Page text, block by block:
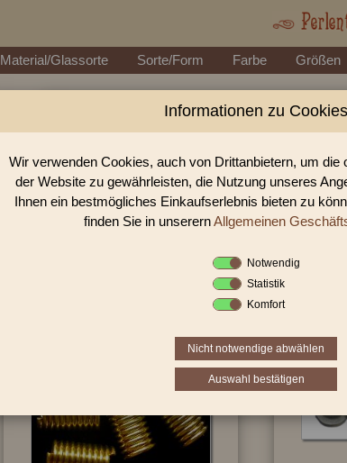
Material/Glassorte Sorte/Form Farbe Größen
Perlen
In unserem Perlen Shop finden
Sie
Informationen zu Cookies
Wir verwenden Cookies, auch von Drittanbietern, um die
der Website zu gewährleisten, die Nutzung unseres
Ihnen ein bestmögliches Einkaufserlebnis bieten zu
finden Sie in unserernAllgemeinen
Notwendig
Statistik
Komfort
Nicht notwendige abwählen
Auswahl bestätigen